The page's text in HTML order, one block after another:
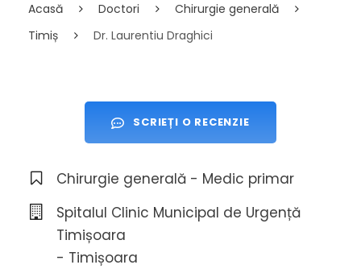
Acasă Doctori
Chirurgie generală
Timiș
Dr. Laurentiu Draghici
SCRIEȚI O RECENZIE
Chirurgie generală - Medic primar
Spitalul Clinic Municipal de Urgență
Timișoara
- Timișoara